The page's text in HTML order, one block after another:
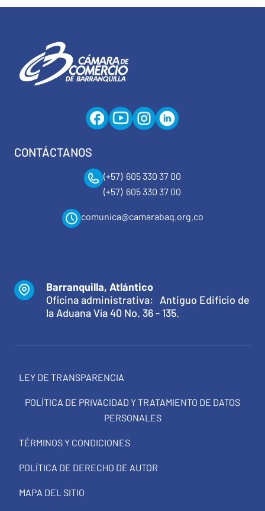
CONTÁCTANOS
(+57) 605 330 37 00
(+57) 605 330 37 00
comunica@camarabaq.org.co
Barranquilla, Atlántico
Oficina administrativa: Antiguo Edificio de
la Aduana Vía 40 No. 36 - 135.
LEY DE TRANSPARENCIA
POLÍTICA DE PRIVACIDAD Y TRATAMIENTO DE DATOS
PERSONALES
TÉRMINOS Y CONDICIONES
POLÍTICA DE DERECHO DE AUTOR
MAPA DEL SITIO